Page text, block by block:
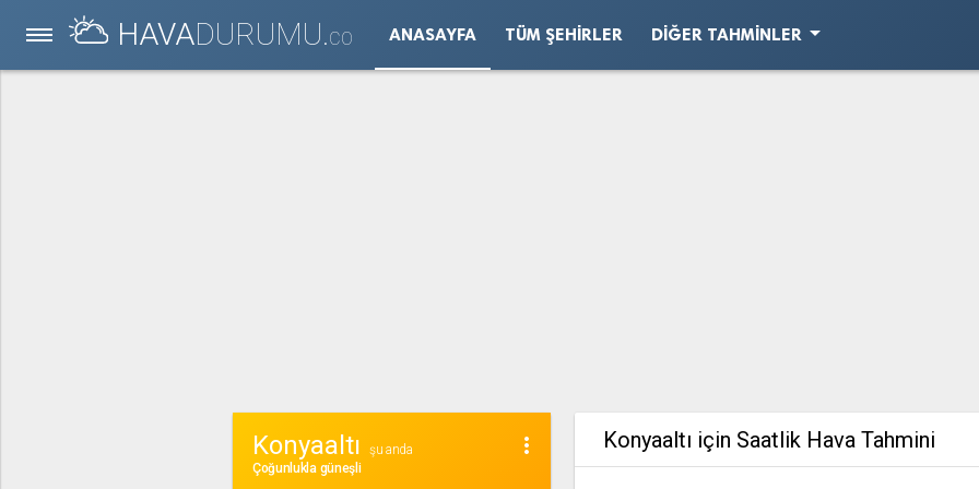
HAVADURUMU.CO ANASAYFA TÜM ŞEHIRLER DIĞER TAHMINLERarrow_drop_down
more_vert
Konyaaltı
şu anda
Çoğunlukla güneşli
Konyaaltı için Saatlik Hava Tahmini